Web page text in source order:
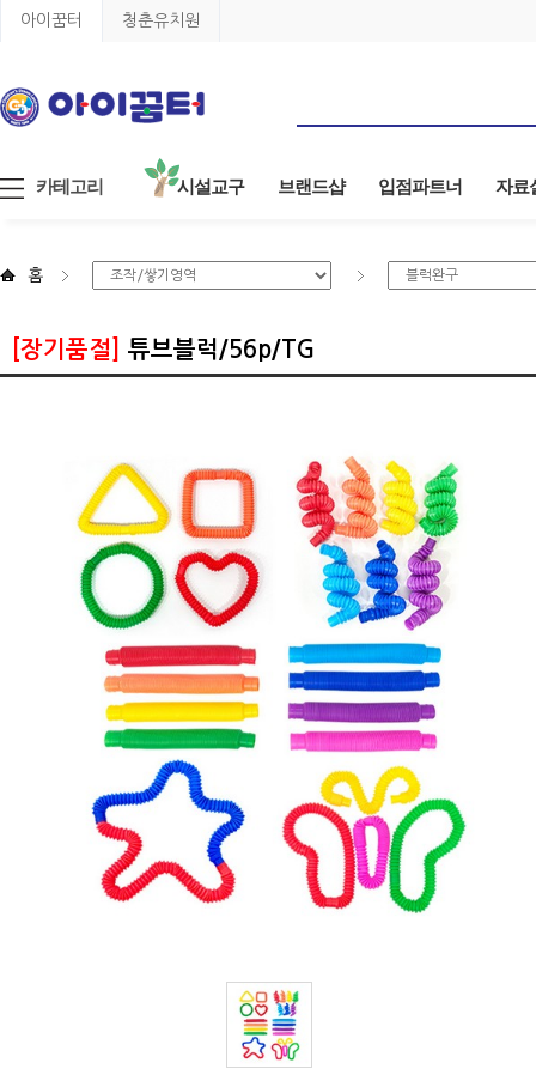
아이꿈터 청춘유치원
카테고리 시설교구 브랜드샵 입점파트너 자료
홈
[장기품절] 튜브블럭/56p/TG